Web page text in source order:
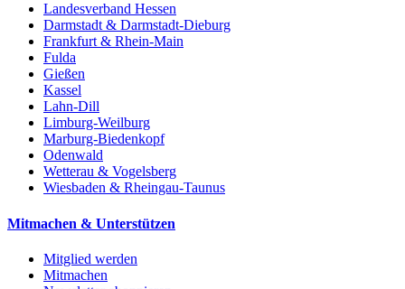
Landesverband Hessen
Darmstadt & Darmstadt-Dieburg
Frankfurt & Rhein-Main
Fulda
Gießen
Kassel
Lahn-Dill
Limburg-Weilburg
Marburg-Biedenkopf
Odenwald
Wetterau & Vogelsberg
Wiesbaden & Rheingau-Taunus
Mitmachen & Unterstützen
Mitglied werden
Mitmachen